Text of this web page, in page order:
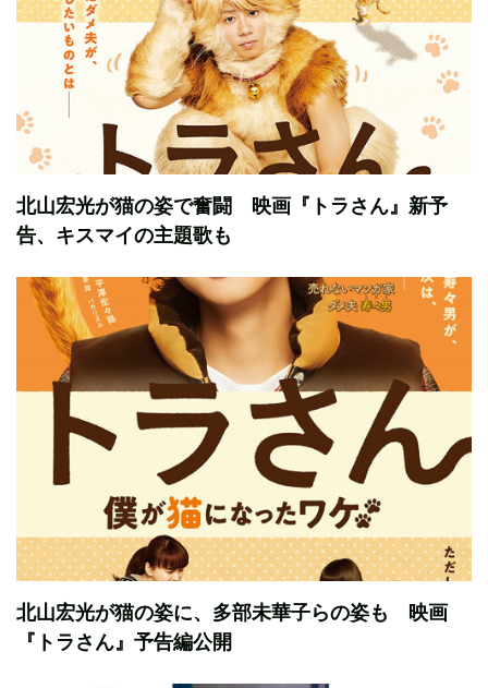
北山宏光が猫の姿で奮闘 映画『トラさん』新予
告、キスマイの主題歌も
北山宏光が猫の姿に、多部未華子らの姿も 映画
『トラさん』予告編公開